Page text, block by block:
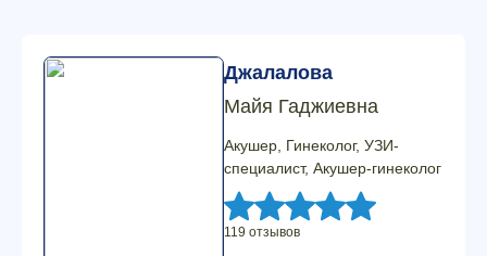
Джалалова
Майя Гаджиевна
Акушер, Гинеколог, УЗИ-
специалист, Акушер-гинеколог
119 отзывов